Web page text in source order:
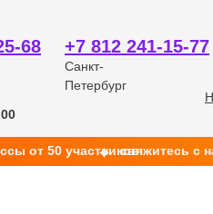
+7 812 241-15-77
68
Санкт-
Петербург
свяжитесь с
от 50 участников